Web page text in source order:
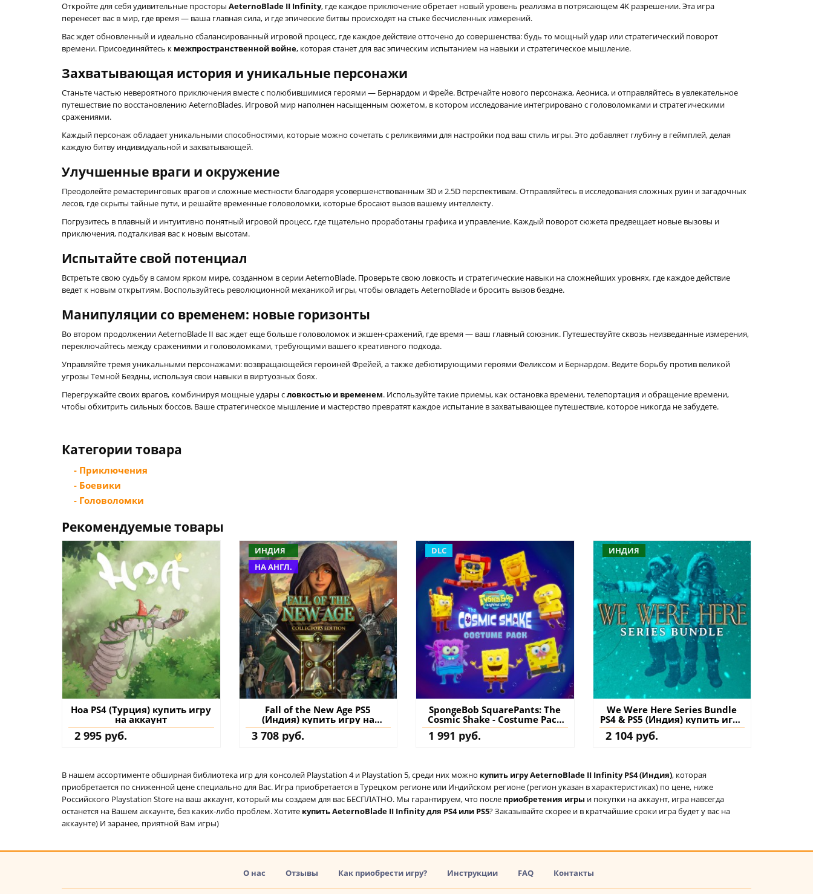
Откройте для себя удивительные просторы AeternoBlade II Infinity, где каждое приключение обретает новый уровень реализма в потрясающем 4K разрешении. Эта игра
перенесет вас в мир, где время — ваша главная сила, и где эпические битвы происходят на стыке бесчисленных измерений.
Вас ждет обновленный и идеально сбалансированный игровой процесс, где каждое действие отточено до совершенства: будь то мощный удар или стратегический поворот
времени. Присоединяйтесь к межпространственной войне, которая станет для вас эпическим испытанием на навыки и стратегическое мышление.
Захватывающая история и уникальные персонажи
Станьте частью невероятного приключения вместе с полюбившимися героями — Бернардом и Фрейе. Встречайте нового персонажа, Аеониса, и отправляйтесь в увлекательное
путешествие по восстановлению AeternoBlades. Игровой мир наполнен насыщенным сюжетом, в котором исследование интегрировано с головоломками и стратегическими
сражениями.
Каждый персонаж обладает уникальными способностями, которые можно сочетать с реликвиями для настройки под ваш стиль игры. Это добавляет глубину в геймплей, делая
каждую битву индивидуальной и захватывающей.
Улучшенные враги и окружение
Преодолейте ремастеринговых врагов и сложные местности благодаря усовершенствованным 3D и 2.5D перспективам. Отправляйтесь в исследования сложных руин и загадочных
лесов, где скрыты тайные пути, и решайте временные головоломки, которые бросают вызов вашему интеллекту.
Погрузитесь в плавный и интуитивно понятный игровой процесс, где тщательно проработаны графика и управление. Каждый поворот сюжета предвещает новые вызовы и
приключения, подталкивая вас к новым высотам.
Испытайте свой потенциал
Встретьте свою судьбу в самом ярком мире, созданном в серии AeternoBlade. Проверьте свою ловкость и стратегические навыки на сложнейших уровнях, где каждое действие
ведет к новым открытиям. Воспользуйтесь революционной механикой игры, чтобы овладеть AeternoBlade и бросить вызов бездне.
Манипуляции со временем: новые горизонты
Во втором продолжении AeternoBlade II вас ждет еще больше головоломок и экшен-сражений, где время — ваш главный союзник. Путешествуйте сквозь неизведанные измерения,
переключайтесь между сражениями и головоломками, требующими вашего креативного подхода.
Управляйте тремя уникальными персонажами: возвращающейся героиней Фрейей, а также дебютирующими героями Феликсом и Бернардом. Ведите борьбу против великой
угрозы Темной Бездны, используя свои навыки в виртуозных боях.
Перегружайте своих врагов, комбинируя мощные удары словкостью и временем. Используйте такие приемы, как остановка времени, телепортация и обращение времени,
чтобы обхитрить сильных боссов. Ваше стратегическое мышление и мастерство превратят каждое испытание в захватывающее путешествие, которое никогда не забудете.
Категории товара
- Приключения
- Боевики
- Головоломки
Рекомендуемые товары
Hoa PS4 (Турция) купить игру
на аккаунт
2 995 руб.
ИНДИЯ
НА АНГЛ.
Fall of the New Age PS5
(Индия) купить игру на
аккаунт
3 708 руб.
DLC
SpongeBob SquarePants: The
Cosmic Shake - Costume Pack
DLC PS4 & PS5 (Турция) купить
дополнение на аккаунт
1 991 руб.
ИНДИЯ
We Were Here Series Bundle
PS4 & PS5 (Индия) купить игру
на аккаунт
2 104 руб.
В нашем ассортименте обширная библиотека игр для консолей Playstation 4 и Playstation 5, среди них можно купить игру AeternoBlade II Infinity PS4 (Индия), которая
приобретается по сниженной цене специально для Вас. Игра приобретается в Турецком регионе или Индийском регионе (регион указан в характеристиках) по цене, ниже
Российского Playstation Store на ваш аккаунт, который мы создаем для вас БЕСПЛАТНО. Мы гарантируем, что после приобретения игры и покупки на аккаунт, игра навсегда
останется на Вашем аккаунте, без каких-либо проблем. Хотите купить AeternoBlade II Infinity для PS4 или PS5? Заказывайте скорее и в кратчайшие сроки игра будет у вас на
аккаунте) И заранее, приятной Вам игры)
О нас Отзывы Как приобрести игру? Инструкции FAQ Контакты